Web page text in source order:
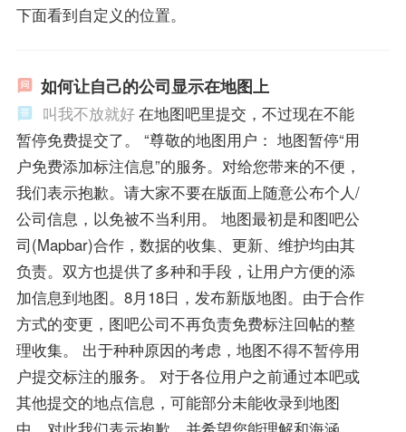
下面看到自定义的位置。
如何让自己的公司显示在地图上
叫我不放就好在地图吧里提交，不过现在不能
暂停免费提交了。 “尊敬的地图用户： 地图暂停“用
户免费添加标注信息”的服务。对给您带来的不便，
我们表示抱歉。请大家不要在版面上随意公布个人/
公司信息，以免被不当利用。 地图最初是和图吧公
司(Mapbar)合作，数据的收集、更新、维护均由其
负责。双方也提供了多种和手段，让用户方便的添
加信息到地图。8月18日，发布新版地图。由于合作
方式的变更，图吧公司不再负责免费标注回帖的整
理收集。 出于种种原因的考虑，地图不得不暂停用
户提交标注的服务。 对于各位用户之前通过本吧或
其他提交的地点信息，可能部分未能收录到地图